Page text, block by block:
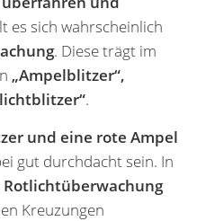
es sich wahrscheinlich
. Diese trägt im
„Ampelblitzer“,
.
und eine rote Ampel
gut durchdacht sein. In
Rotlichtüberwachung
Kreuzungen